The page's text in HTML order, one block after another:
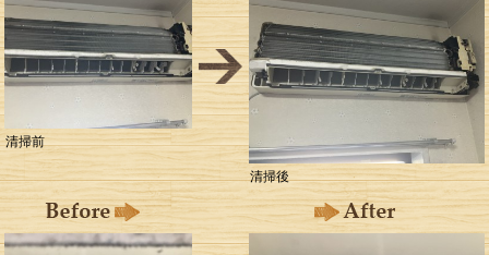
清掃前
清掃後